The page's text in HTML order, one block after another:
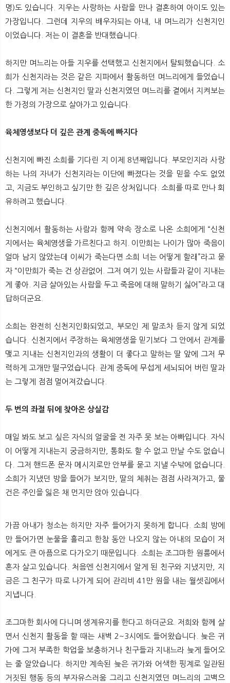
명)도 있습니다. 지우는 사랑하는 사람을 만나 결혼하여 아이도 있는
가장입니다. 그런데 지우의 배우자되는 아내, 내 며느리가 신천지인
이었습니다. 저는 이 결혼을 반대했습니다.
하지만 며느리는 아들 지우를 선택했고 신천지에서 탈퇴했습니다. 소
희가 신천지라는 것은 같은 지파에서 활동하던 며느리에게 들었습니
다. 그렇게 저는 신천지인 딸과 신천지였던 며느리를 곁에서 지켜보는
한 가정의 가장으로 살아가고 있습니다.
육체영생보다 더 깊은 관계 중독에 빠지다
신천지에 빠진 소희를 기다린 지 이제 8년째입니다. 부모인지라 사랑
하는 나의 자녀가 신천지라는 이단에 빠졌다는 것을 믿을 수도 없었
고, 지금도 부인하고 싶기만 한 깊은 상처입니다. 소희를 따로 만나 회
유하려고 했습니다.
신천지에서 활동하는 사람과 함께 약속 장소로 나온 소희에게 “신천
지에서는 육체영생을 가르친다고 하지. 이만희는 나이가 많아 죽음이
얼마 남지 않았는데 이씨가 죽는다면 소희 너는 어떻게 할래”라고 묻
자 “이만희가 죽는 건 상관없어. 그저 여기 있는 사람들과 같이 지내는
게 좋아. 지금 살아있는 사람을 두고 죽음에 대해 말하기 싫어”라고 대
답하더군요.
소희는 완전히 신천지인화되었고, 부모인 제 말조차 듣지 않게 되었
습니다. 신천지에서 주장하는 육체영생을 믿기보다 그 안에서 관계를
맺고 지내는 신천지인과의 생활이 더 좋다고 말하는 딸 앞에 그저 무
력하게 고개만 떨구었습니다. 관계 중독에 무섭게 세뇌되어 버린 딸과
는 그렇게 점점 멀어져갔습니다.
두 번의 좌절 뒤에 찾아온 상실감
매일 봐도 보고 싶은 자식의 얼굴을 전 자주 못 보는 아빠입니다. 자식
이 어떻게 지내는지 궁금하지만, 통화도 할 수 없고 만날 수도 없습니
다. 그저 핸드폰 문자 메시지로만 안부를 묻고 지낼 수밖에 없습니다.
소희가 지냈던 방을 들어가 보지만, 딸의 체취는 점점 사라져가고, 물
건은 주인을 잃은 채 먼지만 앉아 있습니다.
가끔 아내가 청소는 하지만 자주 들어가지 못하게 합니다. 소희 방에
만 들어가면 눈물을 흘리고 한참 동안 나오지 않는 아내의 모습이 저
에게도 큰 아픔으로 다가오기 때문입니다. 소희는 조그마한 원룸에서
혼자 살고 있습니다. 처음엔 신천지에서 알게 된 친구와 지냈지만, 지
금은 그 친구가 따로 나가게 되어 관리비 41만 원을 내는 월셋집에서
지냅니다.
조그마한 회사에 다니며 생계유지를 한다고 하더군요. 저희와 함께 살
면서 신천지 활동을 할 때는 새벽 2~3시에도 들어왔습니다. 늦은 귀
가에 그저 부족한 학업을 보충하거나 친구들과 지내느라 늦게 들어오
는 줄 알았습니다. 하지만 계속된 늦은 귀가와 어색한 핑계로 일관된
거짓된 행동 등의 부자유스러움 그리고 신천지였던 며느리의 고백으